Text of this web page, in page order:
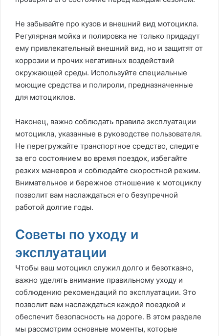
Не забывайте про кузов и внешний вид мотоцикла.
Регулярная мойка и полировка не только придадут
ему привлекательный внешний вид, но и защитят от
коррозии и прочих негативных воздействий
окружающей среды. Используйте специальные
моющие средства и полироли, предназначенные
для мотоциклов.
Наконец, важно соблюдать правила эксплуатации
мотоцикла, указанные в руководстве пользователя.
Не перегружайте транспортное средство, следите
за его состоянием во время поездок, избегайте
резких маневров и соблюдайте скоростной режим.
Внимательное и бережное отношение к мотоциклу
позволит вам наслаждаться его безупречной
работой долгие годы.
Советы по уходу и
эксплуатации
Чтобы ваш мотоцикл служил долго и безотказно,
важно уделять внимание правильному уходу и
соблюдению рекомендаций по эксплуатации. Это
позволит вам наслаждаться каждой поездкой и
обеспечит безопасность на дороге. В этом разделе
мы рассмотрим основные моменты, которые